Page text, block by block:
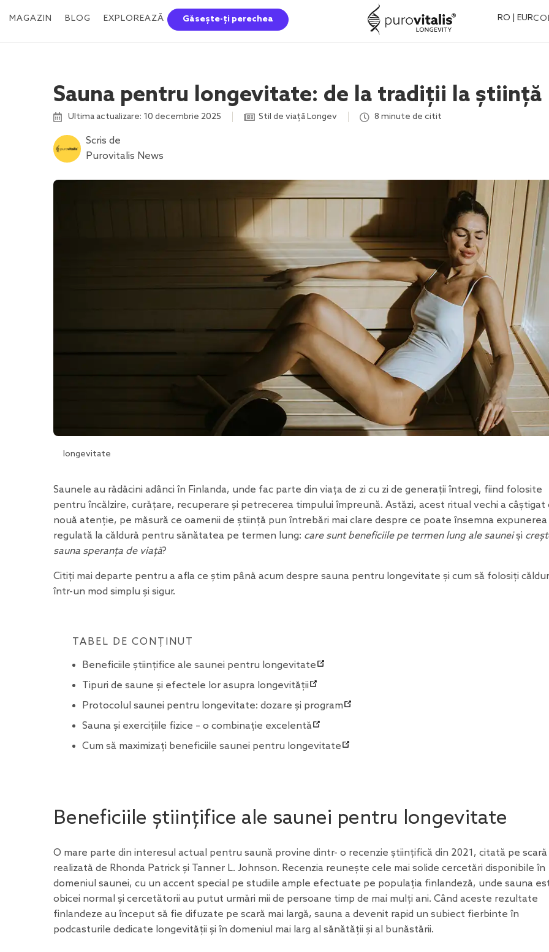
MAGAZIN BLOG EXPLOREAZĂ Găsește-ți perechea RO | EUR
Sauna pentru longevitate: de la tradiții la știință
Ultima actualizare: 10 decembrie 2025 Stil de viață Longev 8 minute de citit
Scris de
Purovitalis News
longevitate
Saunele au rădăcini adânci în Finlanda, unde fac parte din viața de zi cu zi de generații întregi, fiind folosite
pentru încălzire, curățare, recuperare și petrecerea timpului împreună. Astăzi, acest ritual vechi a câștigat
nouă atenție, pe măsură ce oamenii de știință pun întrebări mai clare despre ce poate însemna expunerea
regulată la căldură pentru sănătatea pe termen lung: care sunt beneficiile pe termen lung ale sauneiși
sauna speranța de viață?
Citiți mai departe pentru a afla ce știm până acum despre sauna pentru longevitate și cum să folosiți
într-un mod simplu și sigur.
TABEL DE CONȚINUT
Beneficiile științifice ale saunei pentru longevitate
Tipuri de saune și efectele lor asupra longevității
Protocolul saunei pentru longevitate: dozare și program
Sauna și exercițiile fizice – o combinație excelentă
Cum să maximizați beneficiile saunei pentru longevitate
Beneficiile științifice ale saunei pentru longevitate
O mare parte din interesul actual pentru saună provine dintr- o recenzie științifică din 2021, citată pe
realizată de Rhonda Patrick și Tanner L. Johnson. Recenzia reunește cele mai solide cercetări disponibile în
domeniul saunei, cu un accent special pe studiile ample efectuate pe populația finlandeză, unde sauna
obicei normal și cercetătorii au putut urmări mii de persoane timp de mai mulți ani. Când aceste rezultate
finlandeze au început să fie difuzate pe scară mai largă, sauna a devenit rapid un subiect fierbinte în
podcasturile dedicate longevității și în domeniul mai larg al sănătății și al bunăstării.